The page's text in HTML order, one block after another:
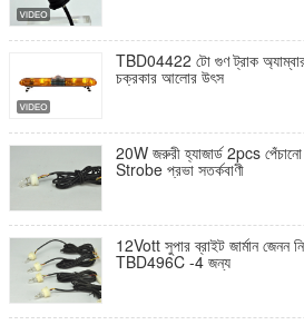
TBD04422 টো গুণ ট্রাক অ্যাম্বার
চক্রকার আলোর উৎস
20W জরুরী হ্যাজার্ড 2pcs
Strobe প্রভা সতর্কবাণী
12Vott সুপার ব্রাইট জার্মান জেনন
TBD496C -4 জন্য